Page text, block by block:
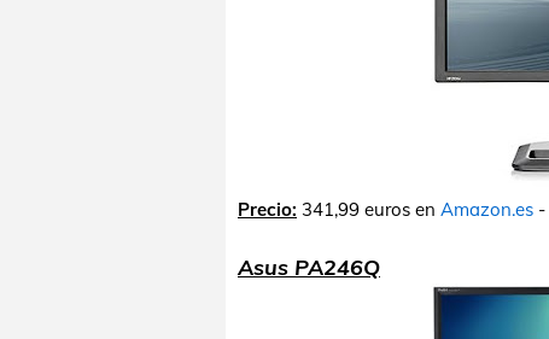
Precio: 341,99 euros en Amazon.es -
Asus PA246Q